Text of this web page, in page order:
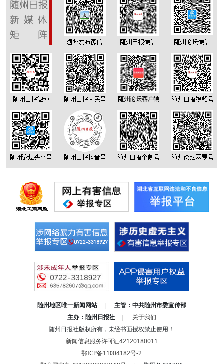
随州地区唯一新闻网站 |
主管：中共随州市委宣传部
主办：随州日报社
|
关于我们
随州日报社版权所有，未经书面授权禁止使用！
新闻信息服务许可证42120180011
鄂ICP备11004182号-2